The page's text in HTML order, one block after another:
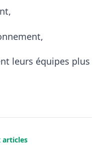
leurs équipes plus
articles